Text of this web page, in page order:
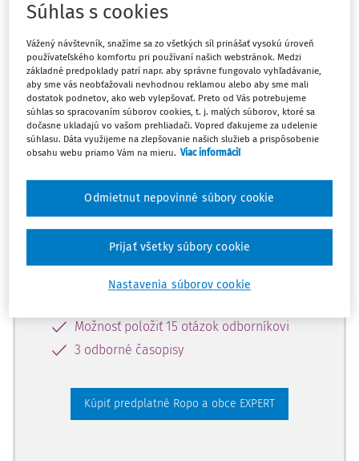
Tento dokument je len pre
predplatiteľov Ropo a obce
EXPERT.
Odomknite si prístup zakúpením
predplatného.
Vďaka tomu získate aj:
Odborné články z 5 oblastí
Predpisy, Judikatúra
Možnosť položiť 15 otázok odborníkovi
3 odborné časopisy
Kúpiť predplatné Ropo a obce EXPERT
Súhlas s cookies
Vážený návštevník, snažíme sa zo všetkých síl prinášať vysokú úroveň
používateľského komfortu pri používaní našich webstránok. Medzi
základné predpoklady patrí napr. aby správne fungovalo vyhľadávanie,
aby sme vás neobťažovali nevhodnou reklamou alebo aby sme mali
dostatok podnetov, ako web vylepšovať. Preto od Vás potrebujeme
súhlas so spracovaním súborov cookies, t. j. malých súborov, ktoré sa
dočasne ukladajú vo vašom prehliadači. Vopred ďakujeme za udelenie
súhlasu. Dáta využijeme na zlepšovanie našich služieb a prispôsobenie
obsahu webu priamo Vám na mieru. Viac informácií
Nastavenia súborov cookie
Odmietnut nepovinné súbory cookie
Prijať všetky súbory cookie